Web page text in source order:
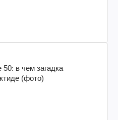
в чем загадка
(фото)